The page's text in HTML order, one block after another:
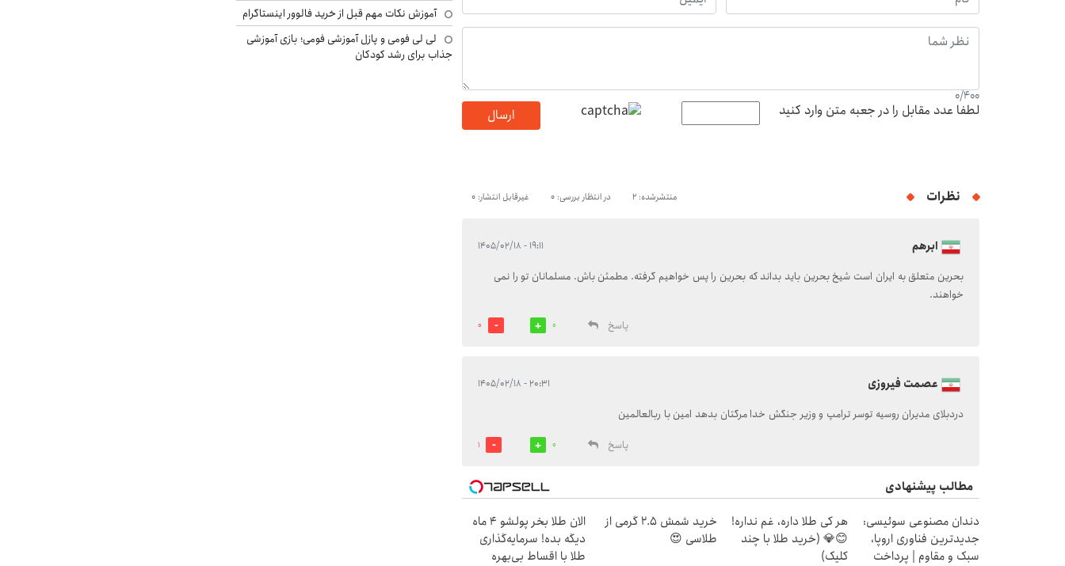
0/400
لطفا عدد مقابل را در جعبه متن وارد کنید ارسال
نظرات منتشرشده: 2 در انتظار بررسی: 0 غیرقابل انتشار: 0
ابرهم ۱۹:۱۱ - ۱۴۰۵/۰۲/۱۸
بحرین متعلق به ایران است شیخ بحرین باید بداند که بحرین را پس خواهیم گرفته. مطمئن باش. مسلمانان تو را نمی
خواهند.
پاسخ
0
0
عصمت فیروزی ۲۰:۳۱ - ۱۴۰۵/۰۲/۱۸
دردبلای مدیران روسیه توسر ترامپ و وزیر جنگش خدا مرگتان بدهد امین با ربالعالمین
پاسخ
0
1
مطالب پیشنهادی
دندان مصنوعی سوئیسی:
جدیدترین فناوری اروپا،
سبک و مقاوم | پرداخت
هر کی طلا داره، غم نداره!
😊💎 (خرید طلا با چند
کلیک)
خرید شمش 2.5 گرمی از
طلاسی 😍
الان طلا بخر پولشو 4 ماه
دیگه بده! سرمایه‌گذاری
طلا با اقساط بی‌بهره
آموزش نکات مهم قبل از خرید فالوور اینستاگرام
لی لی فومی و پازل آموزشی فومی؛ بازی آموزشی
جذاب برای رشد کودکان